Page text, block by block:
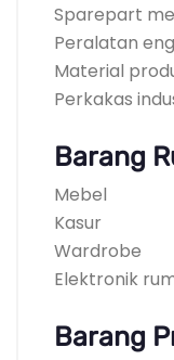
Sparepart
Peralatan
Material
Perkakas
Barang
Mebel
Kasur
Wardrobe
Elektronik
Barang